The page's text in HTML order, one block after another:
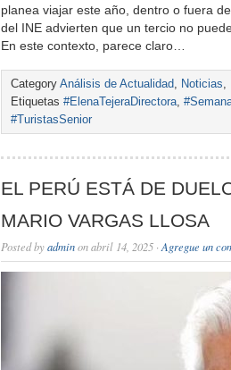
planea viajar este año, dentro o fuera
del INE advierten que un tercio no
En este contexto, parece claro…
Category Análisis de Actualidad, Noticias,
Etiquetas #ElenaTejeraDirectora,
#TuristasSenior
EL PERÚ ESTÁ DE
MARIO VARGAS LLOSA
Posted byadminon abril 14, 2025 · Agregue un